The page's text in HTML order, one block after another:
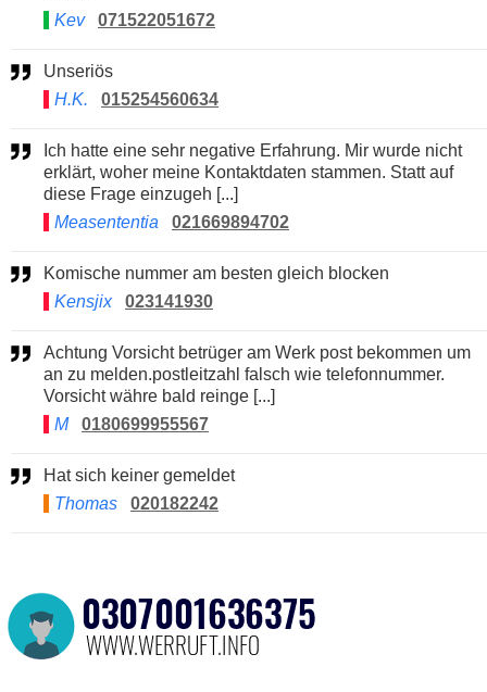
Kev
071522051672
Unseriös
H.K.
015254560634
erklärt, woher meine Kontaktdaten stammen. Statt auf
diese Frage einzugeh [...]
Measententia
021669894702
Komische nummer am besten gleich blocken
Kensjix
023141930
Achtung Vorsicht betrüger am Werk post bekommen um
an zu melden.postleitzahl falsch wie telefonnummer.
Vorsicht währe bald reinge [...]
M
0180699955567
Hat sich keiner gemeldet
Thomas
020182242